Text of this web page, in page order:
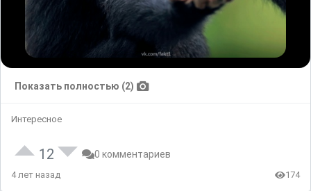
Показать полностью (2)
Интересное
12 0 комментариев
4 лет назад 174